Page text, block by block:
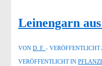
Leinengarn
VON D. F. VERÖFFENTLICHT
VERÖFFENTLICHT IN